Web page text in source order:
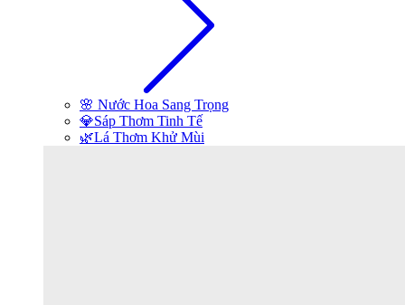
🌸 Nước Hoa Sang Trọng
💎Sáp Thơm Tinh Tế
🌿Lá Thơm Khử Mùi